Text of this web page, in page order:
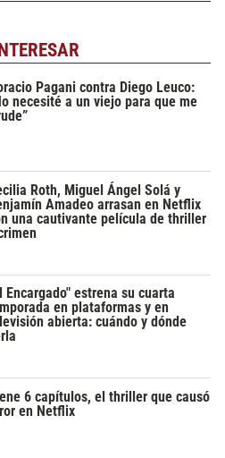
Pagani contra Diego Leuco:
necesité a un viejo para que me
Roth, Miguel Ángel Solá y
Amadeo arrasan en Netflix
una cautivante película de thriller
Encargado" estrena su cuarta
en plataformas y en
abierta: cuándo y dónde
6 capítulos, el thriller que causó
en Netflix